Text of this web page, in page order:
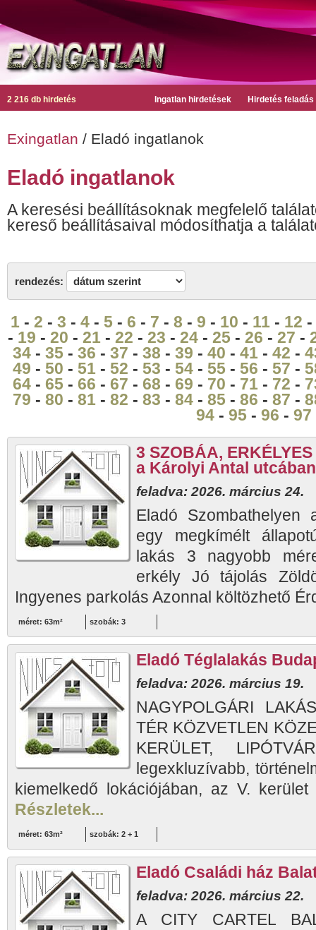
2 216 db hirdetés Ingatlan hirdetések Hirdetés feladás
Exingatlan / Eladó ingatlanok
Eladó ingatlanok
A keresési beállításoknak megfelelő
kereső beállításaival módosíthatja a
rendezés:
1 - 2 - 3 - 4 - 5 - 6 - 7 - 8 - 9 - 10 - 11 - 12 -
- 19 - 20 - 21 - 22 - 23 - 24 - 25 - 26 - 27 -
34 - 35 - 36 - 37 - 38 - 39 - 40 - 41 - 42 -
49 - 50 - 51 - 52 - 53 - 54 - 55 - 56 - 57 -
64 - 65 - 66 - 67 - 68 - 69 - 70 - 71 - 72 -
79 - 80 - 81 - 82 - 83 - 84 - 85 - 86 - 87 -
94 - 95 - 96 - 97
3 SZOBÁA,
a Károlyi Antal utcában
feladva: 2026. március 24.
Eladó Szombathelyen
egy megkímélt
lakás 3 nagyobb
erkély Jó tájolás
Ingyenes parkolás Azonnal költözhető
méret: 63m² szobák: 3
Eladó Téglalakás
feladva: 2026. március 19.
NAGYPOLGÁRI
TÉR KÖZVETLEN
KERÜLET,
legexkluzívabb,
kiemelkedő lokációjában, az V.
Részletek...
méret: 63m² szobák: 2 + 1
Eladó Családi ház
feladva: 2026. március 22.
A CITY CARTEL